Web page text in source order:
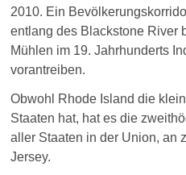
2010. Ein
entlang des Blackstone River
Mühlen im 19. Jahrhunderts
vorantreiben.
Obwohl Rhode Island die
Staaten hat, hat es die
aller Staaten in der Union, an
Jersey.